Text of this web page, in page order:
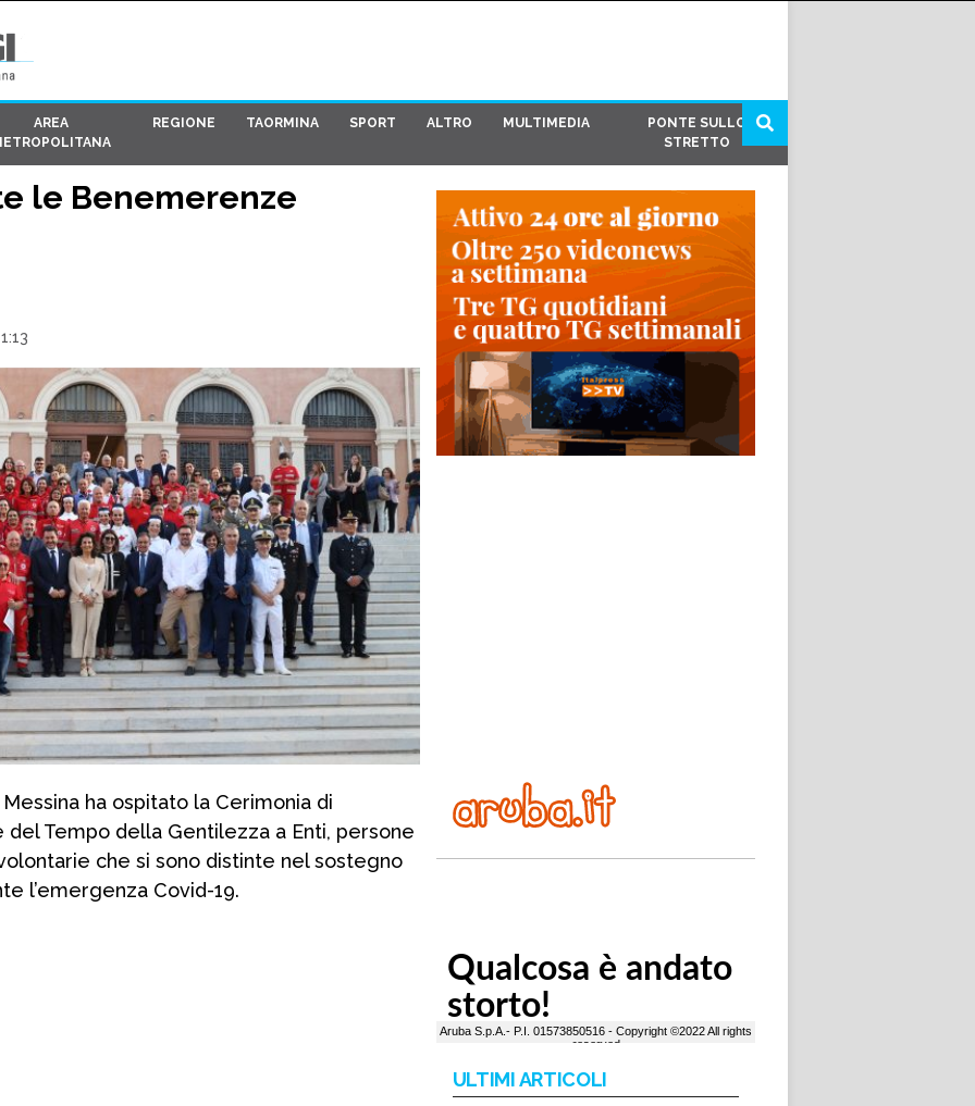
AREA
REGIONE TAORMINA SPORT ALTRO MULTIMEDIA
PONTE SULLO
STRETTO
le Benemerenze
Messina ha ospitato la Cerimonia di
Tempo della Gentilezza a Enti, persone
che si sono distinte nel sostegno
l’emergenza Covid-19.
ULTIMI ARTICOLI